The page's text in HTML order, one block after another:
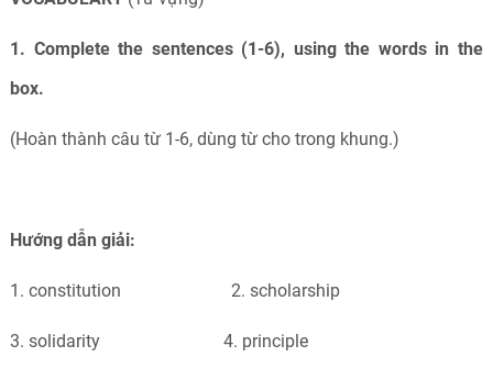
1. Complete the sentences (1-6), using the words in the
box.
(Hoàn thành câu từ 1-6, dùng từ cho trong khung.)
Hướng dẫn giải:
1. constitution 2. scholarship
3. solidarity 4. principle